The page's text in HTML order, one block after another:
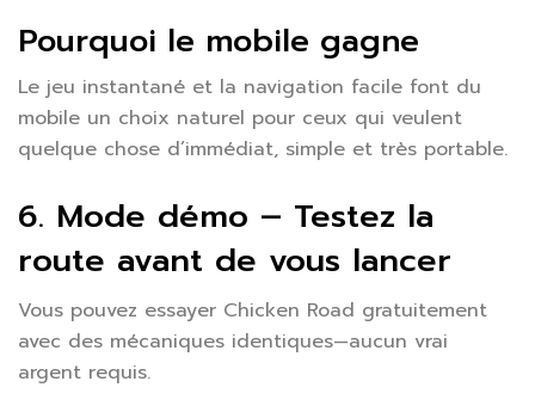
Pourquoi le mobile gagne
Le jeu instantané et la navigation facile font du
mobile un choix naturel pour ceux qui veulent
quelque chose d’immédiat, simple et très portable.
6. Mode démo – Testez la
route avant de vous lancer
Vous pouvez essayer Chicken Road gratuitement
avec des mécaniques identiques—aucun vrai
argent requis.